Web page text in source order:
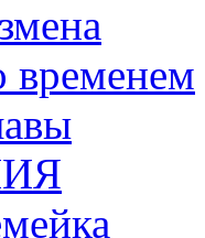
временем